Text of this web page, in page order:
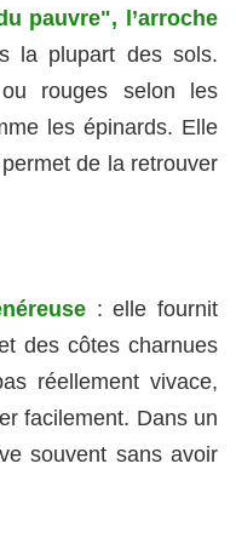
pauvre", l’arroche
la plupart des sols.
rouges selon les
les épinards. Elle
de la retrouver
: elle fournit
des côtes charnues
réellement vivace,
facilement. Dans un
souvent sans avoir